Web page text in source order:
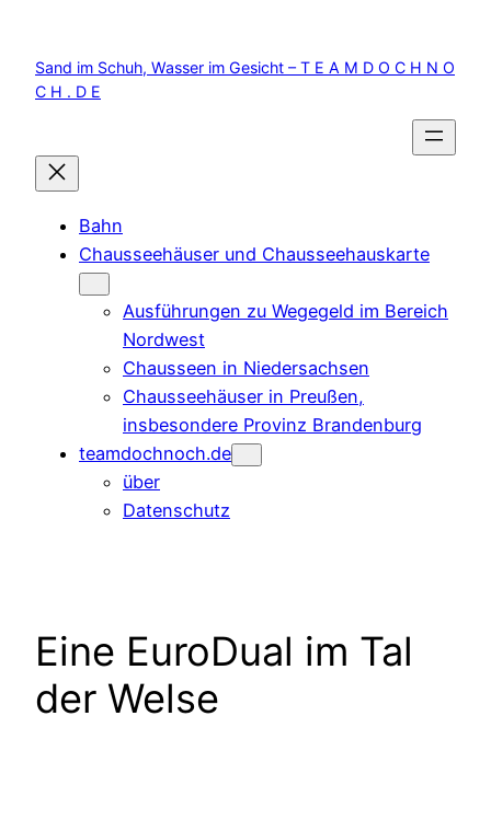
springen
Sand im Schuh, Wasser im Gesicht – T E A M D O C H N O
C H . D E
Bahn
Chausseehäuser und Chausseehauskarte
Ausführungen zu Wegegeld im Bereich
Nordwest
Chausseen in Niedersachsen
Chausseehäuser in Preußen,
insbesondere Provinz Brandenburg
teamdochnoch.de
über
Datenschutz
Eine EuroDual im Tal
der Welse